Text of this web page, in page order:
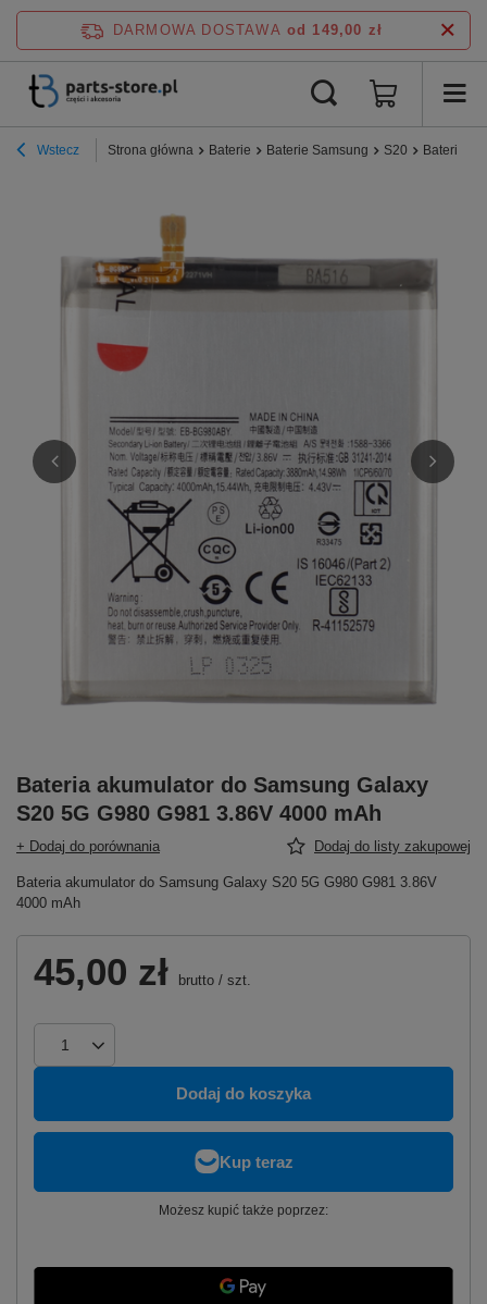
DARMOWA DOSTAWA od 149,00 zł
Wstecz Strona główna Baterie Baterie Samsung S20 Bateria
Bateria akumulator do Samsung Galaxy
S20 5G G980 G981 3.86V 4000 mAh
+ Dodaj do porównania Dodaj do listy zakupowej
Bateria akumulator do Samsung Galaxy S20 5G G980 G981 3.86V
4000 mAh
45,00 zł brutto / szt.
Dodaj do koszyka
Możesz kupić także poprzez: